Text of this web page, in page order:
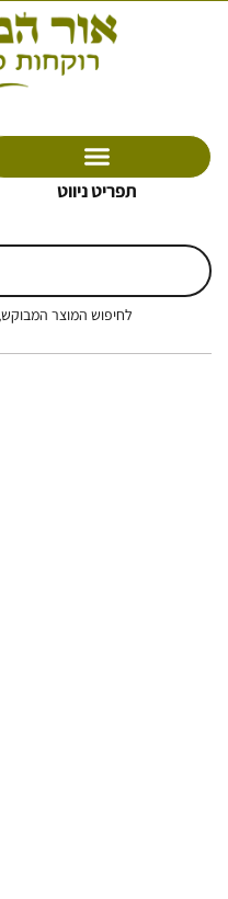
תפריט ניווט
לחיפוש המוצר